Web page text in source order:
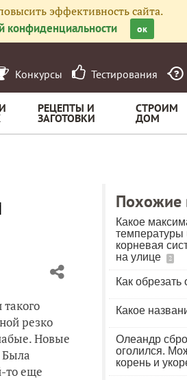
эффективность сайта.
конфиденциальности ок
Конкурсы Тестирования
РЕЦЕПТЫ И
ЗАГОТОВКИ
СТРОИМ
ДОМ
резко
Новые
Была
то еще
Похожие
Какое
температуры
корневая
на улице
2
Как обрезать
Какое
Олеандр
оголился.
корень и